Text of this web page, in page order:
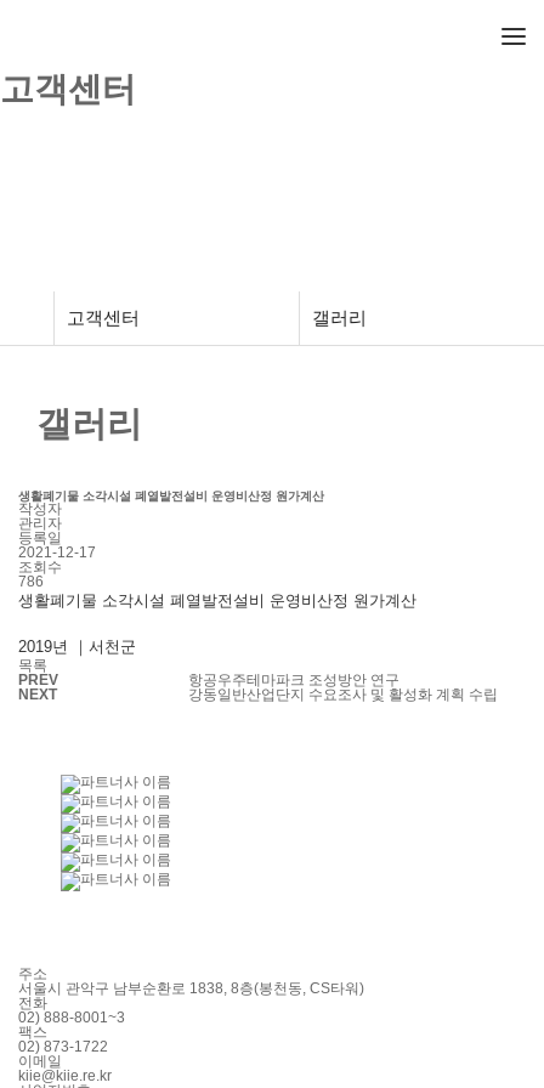
고객센터
고객센터 갤러리
갤러리
생활폐기물 소각시설 폐열발전설비 운영비산정 원가계산
작성자
관리자
등록일
2021-12-17
조회수
786
생활폐기물 소각시설 폐열발전설비 운영비산정 원가계산
2019년 ｜서천군
목록
PREV
항공우주테마파크 조성방안 연구
NEXT
강동일반산업단지 수요조사 및 활성화 계획 수립
주소
서울시 관악구 남부순환로 1838, 8층(봉천동, CS타워)
전화
02) 888-8001~3
팩스
02) 873-1722
이메일
kiie@kiie.re.kr